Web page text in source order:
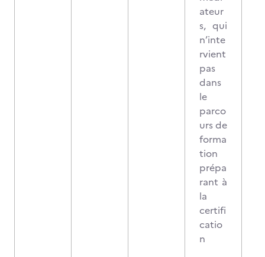
ateur
s, qui
n’inte
rvient
pas
dans
le
parco
urs de
forma
tion
prépa
rant à
la
certifi
catio
n